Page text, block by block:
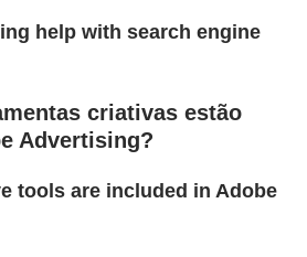
help with search engine
criativas estão
Advertising?
tools are included in Adobe